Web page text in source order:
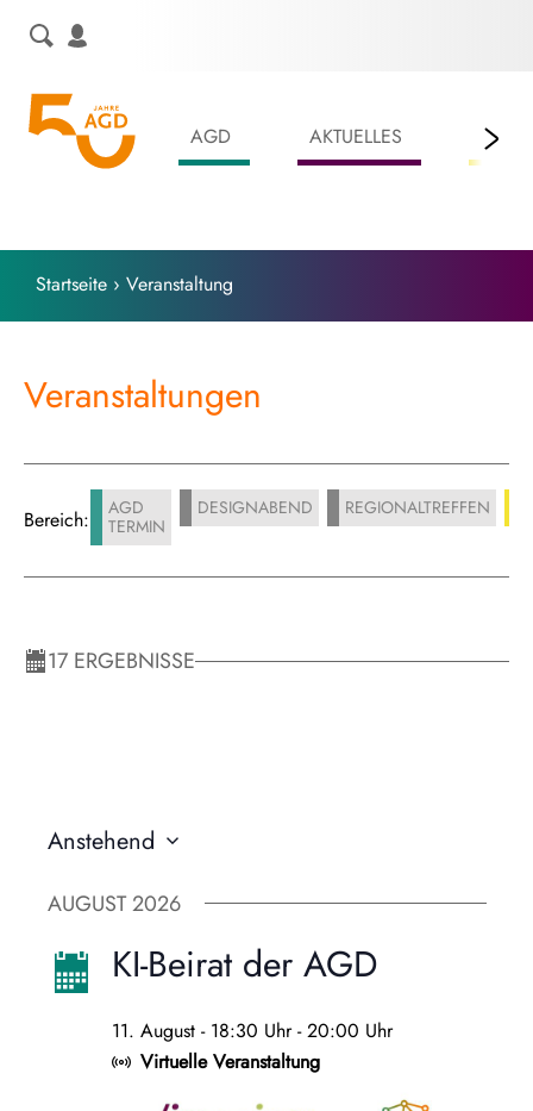
AGD AKTUELLES
Startseite › Veranstaltung
Veranstaltungen
Bereich:
AGD
TERMIN
DESIGNABEND REGIONALTREFFEN
17 ERGEBNISSE
Anstehend
AUGUST 2026
KI-Beirat der AGD
11. August - 18:30 Uhr-20:00 Uhr
Virtuelle Veranstaltung